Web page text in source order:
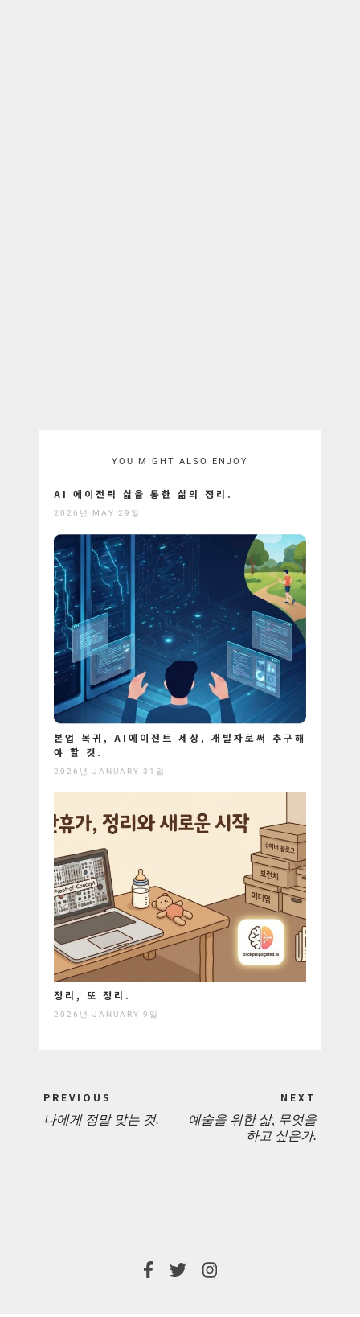
YOU MIGHT ALSO ENJOY
AI 에이전틱 삶을 통한 삶의 정리.
2026년 MAY 29일
본업 복귀, AI에이전트 세상, 개발자로써 추구해
야 할 것.
2026년 JANUARY 31일
정리, 또 정리.
2026년 JANUARY 9일
navigation
PREVIOUS
PREVIOUS
나에게 정말 맞는 것.
NEXT
NEXT
예술을 위한 삶, 무엇을
하고 싶은가.